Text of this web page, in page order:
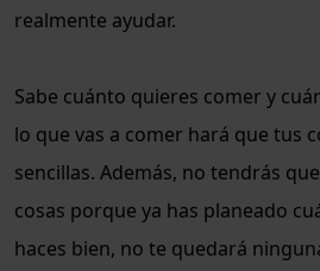
realmente ayudar.
Sabe cuánto quieres comer y
lo que vas a comer hará que tus
sencillas. Además, no tendrás
cosas porque ya has planeado
haces bien, no te quedará